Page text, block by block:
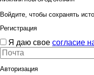
Войдите, чтобы сохранять
Регистрация
Я даю свое согласие
Авторизация